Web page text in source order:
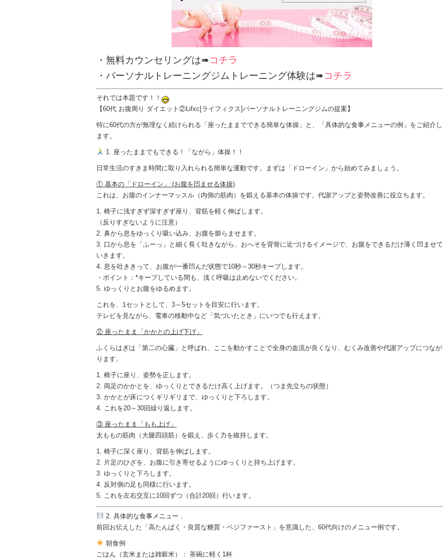
・無料カウンセリングは➠コチラ
・パーソナルトレーニングジムトレーニング体験は➠コチラ
それでは本題です！！
【60代 お腹周り ダイエット②Lifxc[ライフィクス]パーソナルトレーニングジムの提案】
特に60代の方が無理なく続けられる「座ったままでできる簡単な体操」と、「具体的な食事メニューの例」をご紹介し
ます。
1. 座ったままでもできる！「ながら」体操！！
日常生活のすきま時間に取り入れられる簡単な運動です。まずは「ドローイン」から始めてみましょう。
① 基本の「ドローイン」 (お腹を凹ませる体操)
これは、お腹のインナーマッスル（内側の筋肉）を鍛える基本の体操です。代謝アップと姿勢改善に役立ちます。
1. 椅子に浅すぎず深すぎず座り、背筋を軽く伸ばします。
（反りすぎないように注意）
2. 鼻から息をゆっくり吸い込み、お腹を膨らませます。
3. 口から息を「ふーっ」と細く長く吐きながら、おへそを背骨に近づけるイメージで、お腹をできるだけ薄く凹ませて
いきます。
4. 息を吐ききって、お腹が一番凹んだ状態で10秒～30秒キープします。
・ポイント：*キープしている間も、浅く呼吸は止めないでください。
5. ゆっくりとお腹をゆるめます。
これを、1セットとして、3～5セットを目安に行います。
テレビを見ながら、電車の移動中など「気づいたとき」にいつでも行えます。
② 座ったまま「かかとの上げ下げ」
ふくらはぎは「第二の心臓」と呼ばれ、ここを動かすことで全身の血流が良くなり、むくみ改善や代謝アップにつなが
ります。
1. 椅子に座り、姿勢を正します。
2. 両足のかかとを、ゆっくりとできるだけ高く上げます。（つま先立ちの状態）
3. かかとが床につくギリギリまで、ゆっくりと下ろします。
4. これを20～30回繰り返します。
③ 座ったまま「もも上げ」
太ももの筋肉（大腿四頭筋）を鍛え、歩く力を維持します。
1. 椅子に深く座り、背筋を伸ばします。
2. 片足のひざを、お腹に引き寄せるようにゆっくりと持ち上げます。
3. ゆっくりと下ろします。
4. 反対側の足も同様に行います。
5. これを左右交互に10回ずつ（合計20回）行います。
2. 具体的な食事メニュー．
前回お伝えした「高たんぱく・良質な糖質・ベジファースト」を意識した、60代向けのメニュー例です。
朝食例
ごはん（玄米または雑穀米）： 茶碗に軽く1杯